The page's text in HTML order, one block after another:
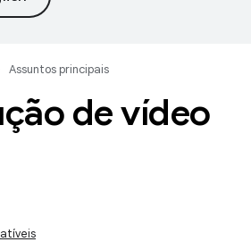
Assuntos principais
de vídeo